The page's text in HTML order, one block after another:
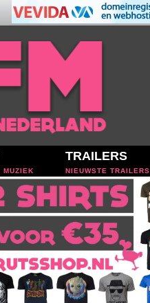
MUZIEK
TRAILERS
NIEUWSTE TRAILERS